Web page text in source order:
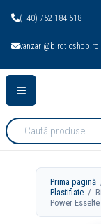
(+40) 752-184-518
vanzari@biroticshop.ro
Cauta
produse:
Prima pagină
Plastifiate /
Power Esselte